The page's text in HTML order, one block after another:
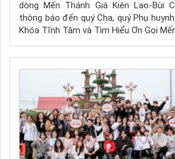
dòng Mến Thánh Giá Kiên Lao-Bùi
thông báo đến quý Cha, quý Phụ
Khóa Tĩnh Tâm và Tìm Hiểu Ơn Gọi